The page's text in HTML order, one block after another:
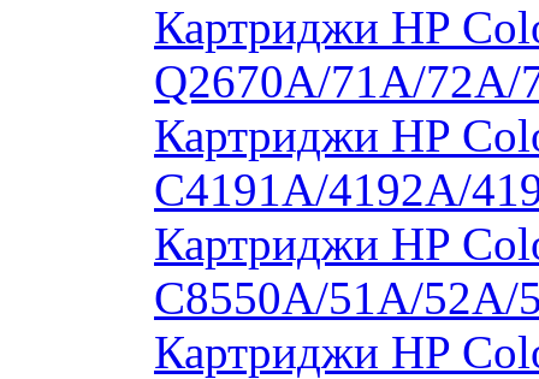
Картриджи HP
Q2670A/71A/
Картриджи HP
C4191A/4192A/
Картриджи HP
C8550A/51A/
Картриджи HP